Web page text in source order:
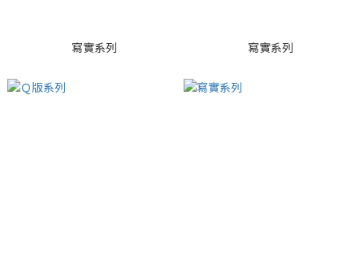
寫實系列 寫實系列